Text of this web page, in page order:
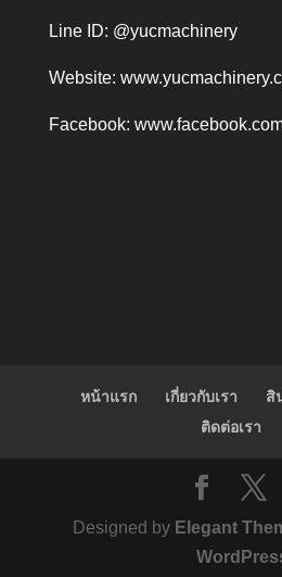
Line ID: @yucmachinery
Website:
Facebook:
หน้าแรก เกี่ยวกับเรา สิ
ติดต่อเรา
Designed by Elegant